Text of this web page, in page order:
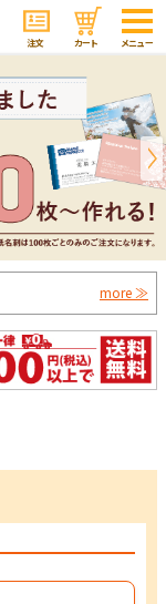
注文 カート メニュー
more ≫